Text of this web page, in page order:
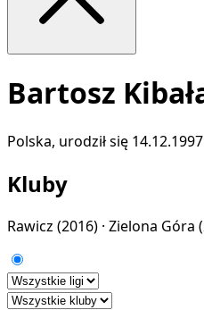
Bartosz
Polska, urodził się
Kluby
Rawicz (2016) · Zielona Góra